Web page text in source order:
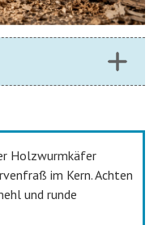
Holzwurmkäfer
im Kern. Achten
und runde